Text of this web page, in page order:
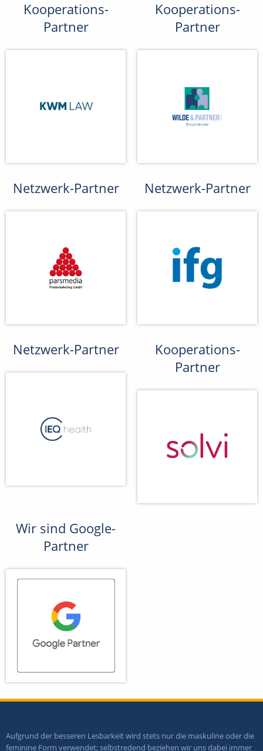
Kooperations-
Partner
Kooperations-
Partner
Netzwerk-Partner Netzwerk-Partner
Netzwerk-Partner
Kooperations-
Partner
Wir sind Google-
Partner
Aufgrund der besseren Lesbarkeit wird stets nur die maskuline oder die
feminine Form verwendet; selbstredend beziehen wir uns dabei immer